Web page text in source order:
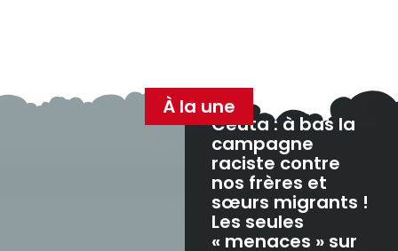
À la une
Ceuta : à bas la
campagne
raciste contre
nos frères et
sœurs migrants !
Les seules
« menaces » sur